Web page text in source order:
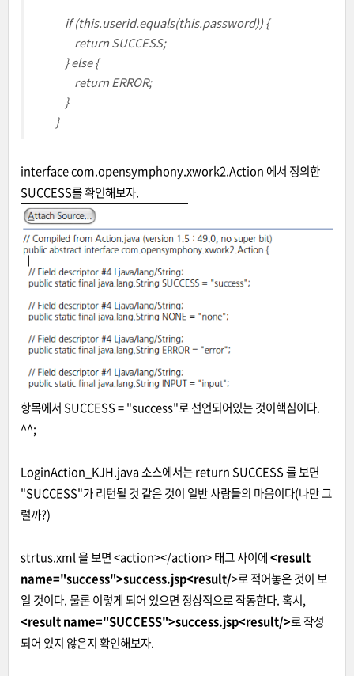
if (this.userid.equals(this.password)) {
return SUCCESS;
} else {
return ERROR;
}
}
interface com.opensymphony.xwork2.Action 에서 정의한
SUCCESS를 확인해보자.
항목에서 SUCCESS = "success"로 선언되어있는 것이핵심이다.
^^;
LoginAction_KJH.java 소스에서는 return SUCCESS 를 보면
"SUCCESS"가 리턴될 것 같은 것이 일반 사람들의 마음이다(나만 그
럴까?)
strtus.xml 을 보면 <action></action> 태그 사이에<result
name="success">success.jsp<result/>로 적어놓은 것이 보
일 것이다. 물론 이렇게 되어 있으면 정상적으로 작동한다. 혹시,
<result name="SUCCESS">success.jsp<result/>로 작성
되어 있지 않은지 확인해보자.